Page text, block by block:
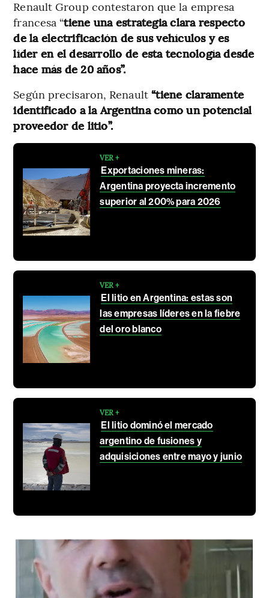
Renault Group contestaron que la empresa
francesa “tiene una estrategia clara respecto
de la electrificación de sus vehículos y es
líder en el desarrollo de esta tecnología desde
hace más de 20 años”.
Según precisaron, Renault“tiene claramente
identificado a la Argentina como un potencial
proveedor de litio”.
VER +
Exportaciones mineras:
Argentina proyecta incremento
superior al 200% para 2026
VER +
El litio en Argentina: estas son
las empresas líderes en la fiebre
del oro blanco
VER +
El litio dominó el mercado
argentino de fusiones y
adquisiciones entre mayo y junio